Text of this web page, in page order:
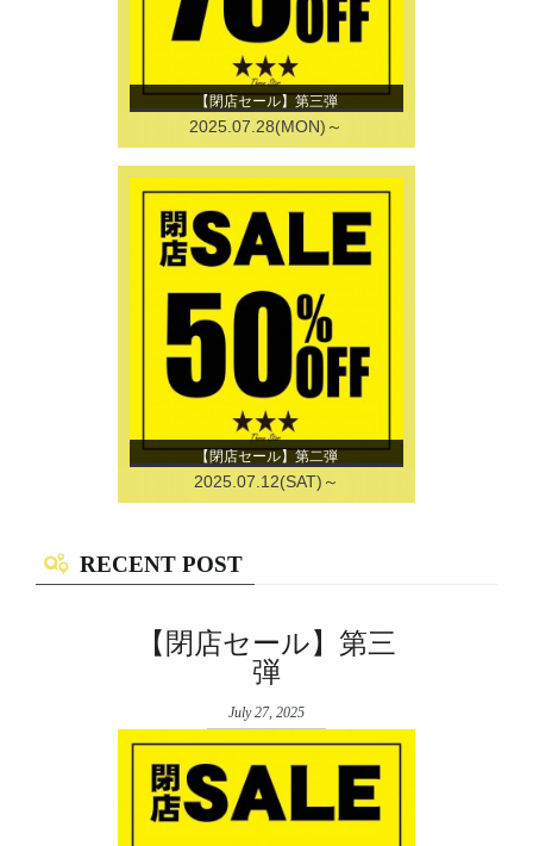
【閉店セール】第三弾
2025.07.28(MON)～
【閉店セール】第二弾
2025.07.12(SAT)～
RECENT POST
【閉店セール】第三
弾
July 27, 2025